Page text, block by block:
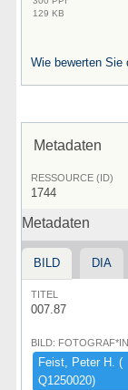
129 KB
Wie bewerten Sie
Metadaten
RESSOURCE (ID)
1744
Metadaten
BILD DIA
TITEL
007.87
BILD: FOTOGRAF*IN
Feist,​ ​Peter ​H.​ ​(​
Q1250020)​